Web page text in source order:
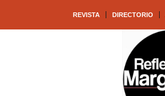
REVISTA DIRECTORIO